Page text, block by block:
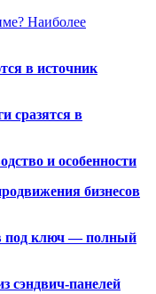
Наиболее
в источник
сразятся в
и особенности
бизнесов
под ключ — полный
сэндвич-панелей